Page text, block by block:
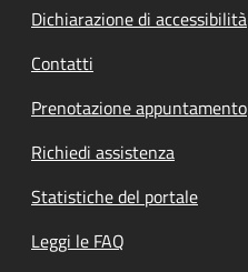
Dichiarazione di accessibilità
Contatti
Prenotazione appuntamento
Richiedi assistenza
Statistiche del portale
Leggi le FAQ